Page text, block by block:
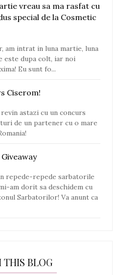
vreau sa ma rasfat cu
special de la Cosmetic
am intrat in luna martie, luna
este dupa colt, iar noi
Eu sunt fo...
Ciserom!
astazi cu un concurs
de un partener cu o mare
repede-repede sarbatorile
am dorit sa deschidem cu
Sarbatorilor! Va anunt ca
THIS BLOG